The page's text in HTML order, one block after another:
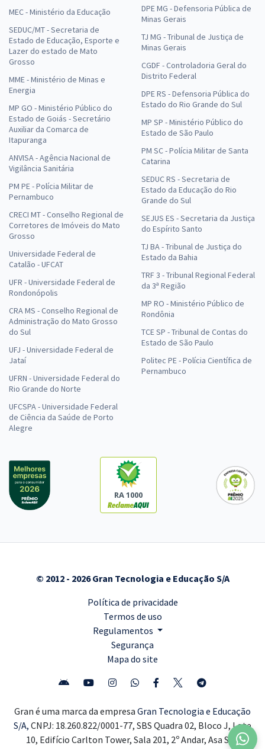
MEC - Ministério da Educação
SEDUC/MT - Secretaria de
Estado de Educação, Esporte e
Lazer do estado de Mato
Grosso
MME - Ministério de Minas e
Energia
MP GO - Ministério Público do
Estado de Goiás - Secretário
Auxiliar da Comarca de
Itapuranga
ANVISA - Agência Nacional de
Vigilância Sanitária
PM PE - Polícia Militar de
Pernambuco
CRECI MT - Conselho Regional de
Corretores de Imóveis do Mato
Grosso
Universidade Federal de
Catalão - UFCAT
UFR - Universidade Federal de
Rondonópolis
CRA MS - Conselho Regional de
Administração do Mato Grosso
do Sul
UFJ - Universidade Federal de
Jataí
UFRN - Universidade Federal do
Rio Grande do Norte
UFCSPA - Universidade Federal
de Ciência da Saúde de Porto
Alegre
DPE MG - Defensoria Pública de
Minas Gerais
TJ MG - Tribunal de Justiça de
Minas Gerais
CGDF - Controladoria Geral do
Distrito Federal
DPE RS - Defensoria Pública do
Estado do Rio Grande do Sul
MP SP - Ministério Público do
Estado de São Paulo
PM SC - Polícia Militar de Santa
Catarina
SEDUC RS - Secretaria de
Estado da Educação do Rio
Grande do Sul
SEJUS ES - Secretaria da Justiça
do Espírito Santo
TJ BA - Tribunal de Justiça do
Estado da Bahia
TRF 3 - Tribunal Regional Federal
da 3ª Região
MP RO - Ministério Público de
Rondônia
TCE SP - Tribunal de Contas do
Estado de São Paulo
Politec PE - Polícia Científica de
Pernambuco
RA 1000
© 2012 - 2026 Gran Tecnologia e Educação S/A
Política de privacidade
Termos de uso
Regulamentos
Segurança
Mapa do site
Gran é uma marca da empresa Gran Tecnologia e Educação
S/A, CNPJ: 18.260.822/0001-77, SBS Quadra 02, Bloco J, Lote
10, Edifício Carlton Tower, Sala 201, 2º Andar, Asa Sul,